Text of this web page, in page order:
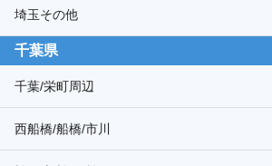
埼玉その他
千葉県
千葉/栄町周辺
西船橋/船橋/市川